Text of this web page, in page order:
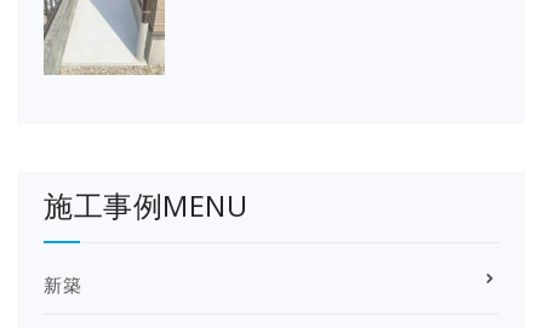
施工事例MENU
新築